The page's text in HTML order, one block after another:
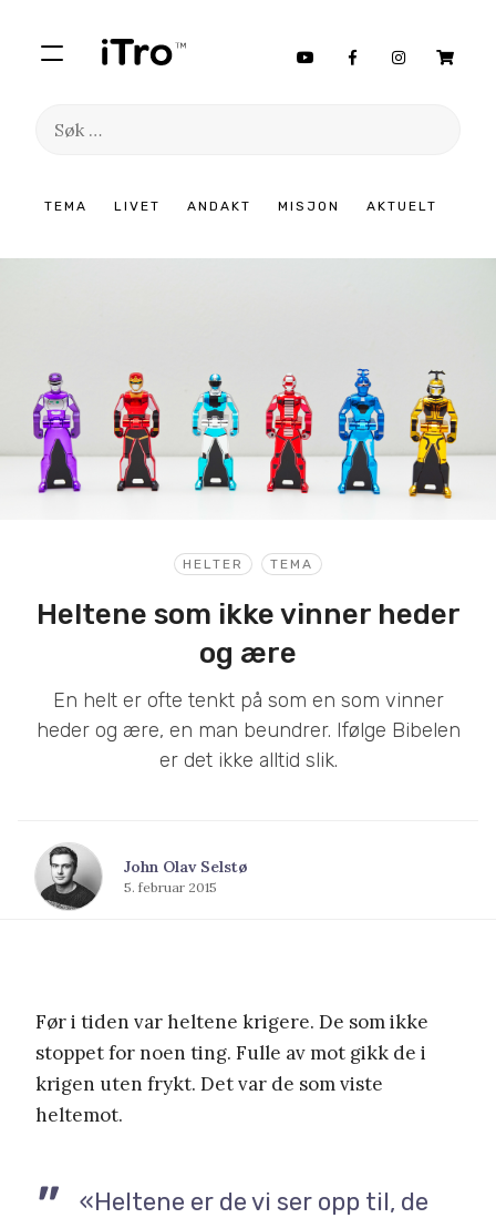
TEMA LIVET ANDAKT MISJON AKTUELT
Søk
innhold
HELTER TEMA
Heltene som ikke vinner heder
og ære
En helt er ofte tenkt på som en som vinner
heder og ære, en man beundrer. Ifølge Bibelen
er det ikke alltid slik.
John Olav Selstø
5. februar 2015
Før i tiden var heltene krigere. De som ikke
stoppet for noen ting. Fulle av mot gikk de i
krigen uten frykt. Det var de som viste
heltemot.
«Heltene er de vi ser opp til, de